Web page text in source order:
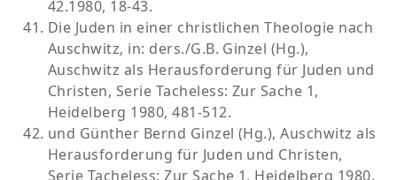
42.1980, 18-43.
Die Juden in einer christlichen Theologie nach
Auschwitz, in: ders./G.B. Ginzel (Hg.),
Auschwitz als Herausforderung für Juden und
Christen, Serie Tacheless: Zur Sache 1,
Heidelberg 1980, 481-512.
und Günther Bernd Ginzel (Hg.), Auschwitz als
Herausforderung für Juden und Christen,
Serie Tacheless: Zur Sache 1, Heidelberg 1980.